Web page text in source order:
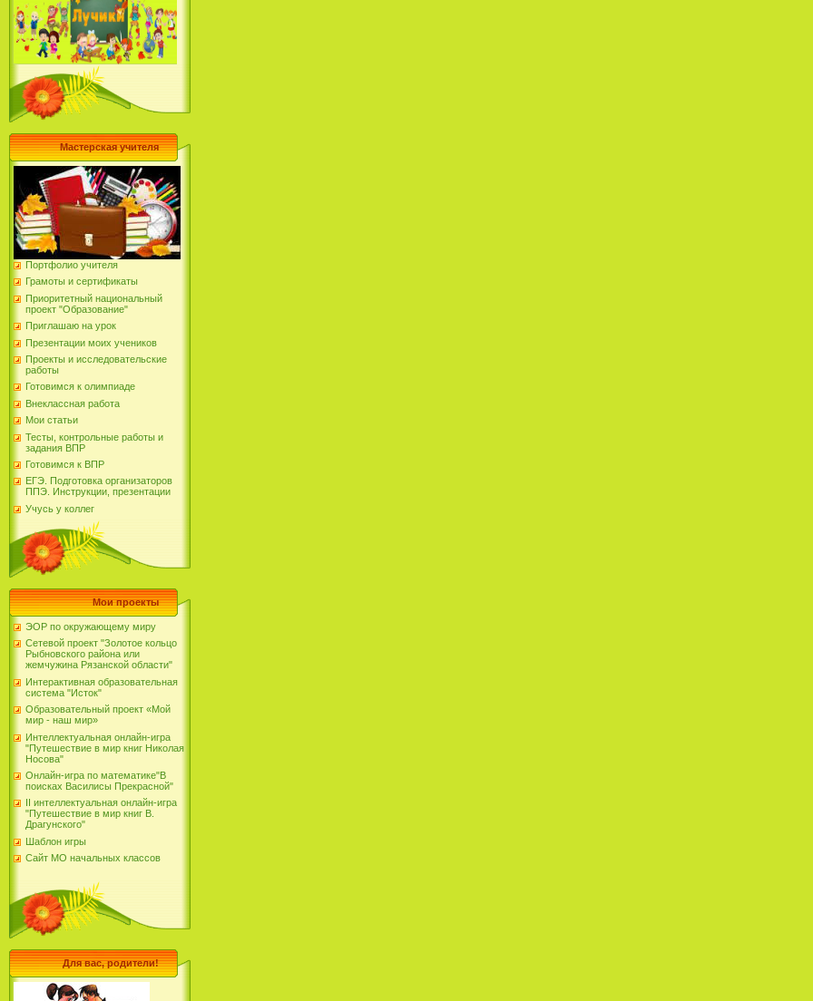
Мастерская учителя
Портфолио учителя
Грамоты и сертификаты
Приоритетный национальный
проект "Образование"
Приглашаю на урок
Презентации моих учеников
Проекты и исследовательские
работы
Готовимся к олимпиаде
Внеклассная работа
Мои статьи
Тесты, контрольные работы и
задания ВПР
Готовимся к ВПР
ЕГЭ. Подготовка организаторов
ППЭ. Инструкции, презентации
Учусь у коллег
Мои проекты
ЭОР по окружающему миру
Сетевой проект "Золотое кольцо
Рыбновского района или
жемчужина Рязанской области"
Интерактивная образовательная
система "Исток"
Образовательный проект «Мой
мир - наш мир»
Интеллектуальная онлайн-игра
"Путешествие в мир книг Николая
Носова"
Онлайн-игра по математике"В
поисках Василисы Прекрасной"
II интеллектуальная онлайн-игра
"Путешествие в мир книг В.
Драгунского"
Шаблон игры
Сайт МО начальных классов
Для вас, родители!